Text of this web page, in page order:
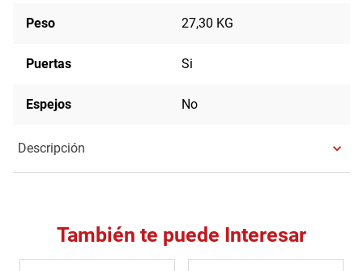
Peso 27,30 KG
Puertas Si
Espejos No
Descripción
También te puede Interesar